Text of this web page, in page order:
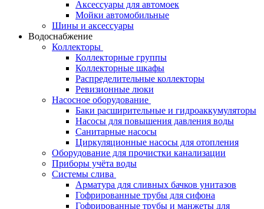
Аксессуары для автомоек
Мойки автомобильные
Шины и аксессуары
Водоснабжение
Коллекторы
Коллекторные группы
Коллекторные шкафы
Распределительные коллекторы
Ревизионные люки
Насосное оборудование
Баки расширительные и гидроаккумуляторы
Насосы для повышения давления воды
Санитарные насосы
Циркуляционные насосы для отопления
Оборудование для прочистки канализации
Приборы учёта воды
Системы слива
Арматура для сливных бачков унитазов
Гофрированные трубы для сифона
Гофрированные трубы и манжеты для